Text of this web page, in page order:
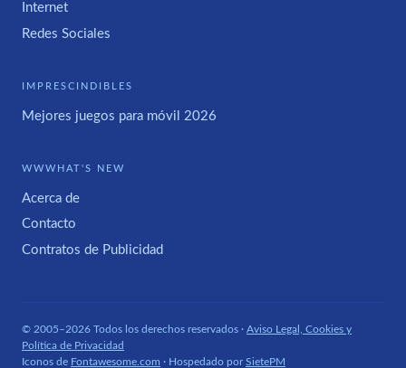
Internet
Redes Sociales
IMPRESCINDIBLES
Mejores juegos para móvil 2026
WWWHAT'S NEW
Acerca de
Contacto
Contratos de Publicidad
© 2005–2026 Todos los derechos reservados · Aviso Legal, Cookies y
Política de Privacidad
Iconos de Fontawesome.com · Hospedado porSietePM